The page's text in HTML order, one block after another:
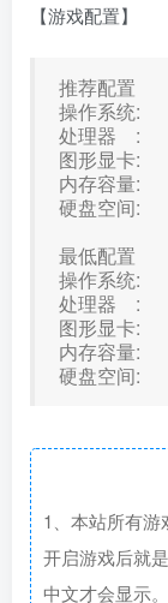
【游戏配置】
推荐配置
操作系统:
处理器 :
图形显卡:
内存容量:
硬盘空间:
最低配置
操作系统:
处理器 :
图形显卡:
内存容量:
硬盘空间:
1、本站所有
开启游戏后就
中文才会显示。